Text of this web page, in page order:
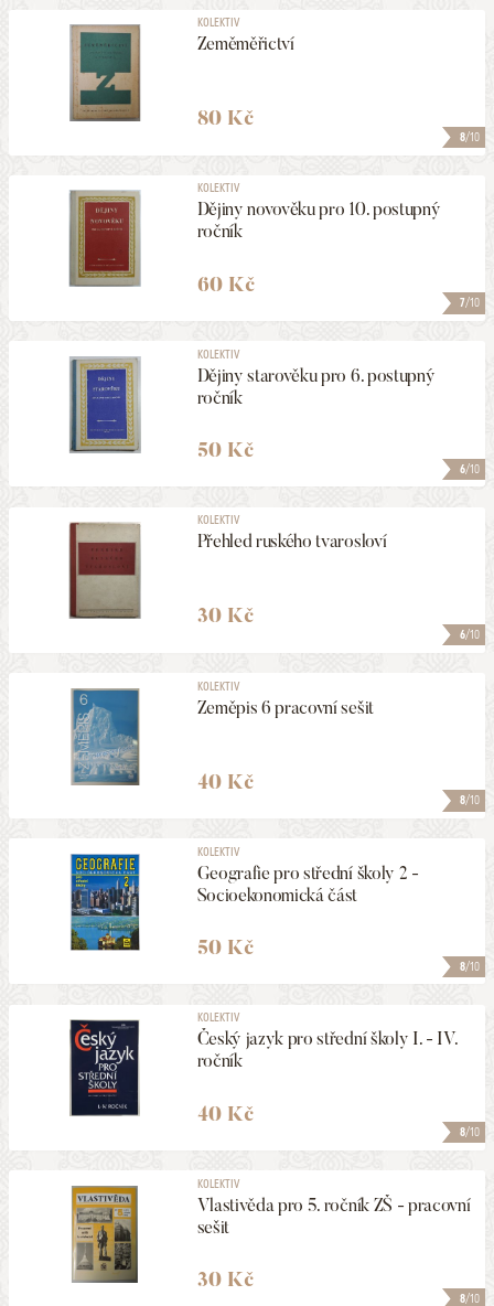
8/10
KOLEKTIV
Zeměměřictví
80 Kč
7/10
KOLEKTIV
Dějiny novověku pro 10. postupný
ročník
60 Kč
6/10
KOLEKTIV
Dějiny starověku pro 6. postupný
ročník
50 Kč
6/10
KOLEKTIV
Přehled ruského tvarosloví
30 Kč
8/10
KOLEKTIV
Zeměpis 6 pracovní sešit
40 Kč
8/10
KOLEKTIV
Geografie pro střední školy 2 -
Socioekonomická část
50 Kč
8/10
KOLEKTIV
Český jazyk pro střední školy I. - IV.
ročník
40 Kč
8/10
KOLEKTIV
Vlastivěda pro 5. ročník ZŠ - pracovní
sešit
30 Kč